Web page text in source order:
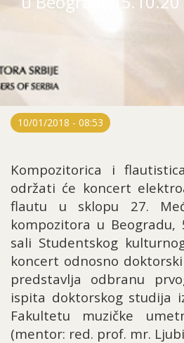
10/01/2018 - 08:53
Kompozitorica i
održati će koncert
flautu u sklopu 27.
kompozitora u Beogradu,
sali Studentskog
koncert odnosno
predstavlja odbranu
ispita doktorskog studija
Fakultetu muzičke
(mentor: red. prof. mr.